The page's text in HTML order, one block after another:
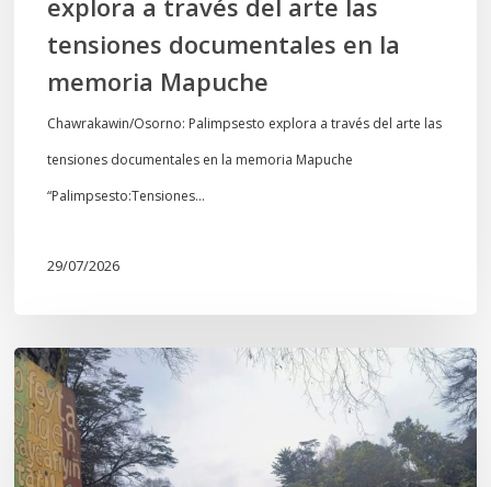
memoria
Mapuche
tensiones documentales en la
memoria Mapuche
Chawrakawin/Osorno: Palimpsesto explora a través del arte las
tensiones documentales en la memoria Mapuche
“Palimpsesto:Tensiones…
29/07/2026
En
defensa
del
Salto